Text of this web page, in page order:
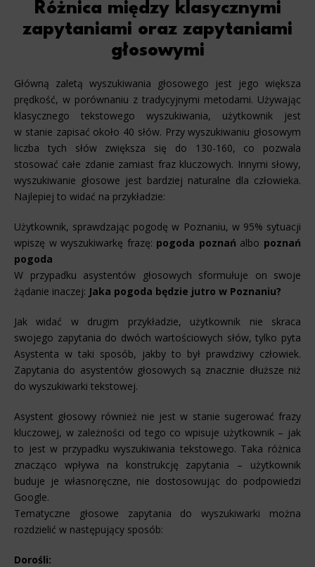
Różnica między klasycznymi
zapytaniami oraz zapytaniami
głosowymi
Główną zaletą wyszukiwania głosowego jest jego większa
prędkość, w porównaniu z tradycyjnymi metodami. Używając
klasycznego tekstowego wyszukiwania, użytkownik jest
w stanie zapisać około 40 słów. Przy wyszukiwaniu głosowym
liczba tych słów zwiększa się do 130-160, co pozwala
stosować całe zdanie zamiast fraz kluczowych. Innymi słowy,
wyszukiwanie głosowe jest bardziej naturalne dla człowieka.
Najlepiej to widać na przykładzie:
Użytkownik, sprawdzając pogodę w Poznaniu, w 95% sytuacji
wpiszę w wyszukiwarkę frazę: pogoda poznań albo poznań
pogoda
W przypadku asystentów głosowych sformułuje on swoje
żądanie inaczej: Jaka pogoda będzie jutro w Poznaniu?
Jak widać w drugim przykładzie, użytkownik nie skraca
swojego zapytania do dwóch wartościowych słów, tylko pyta
Asystenta w taki sposób, jakby to był prawdziwy człowiek.
Zapytania do asystentów głosowych są znacznie dłuższe niż
do wyszukiwarki tekstowej.
Asystent głosowy również nie jest w stanie sugerować frazy
kluczowej, w zależności od tego co wpisuje użytkownik – jak
to jest w przypadku wyszukiwania tekstowego. Taka różnica
znacząco wpływa na konstrukcję zapytania – użytkownik
buduje je własnoręczne, nie dostosowując do podpowiedzi
Google.
Tematyczne głosowe zapytania do wyszukiwarki można
rozdzielić w następujący sposób:
Dorośli: